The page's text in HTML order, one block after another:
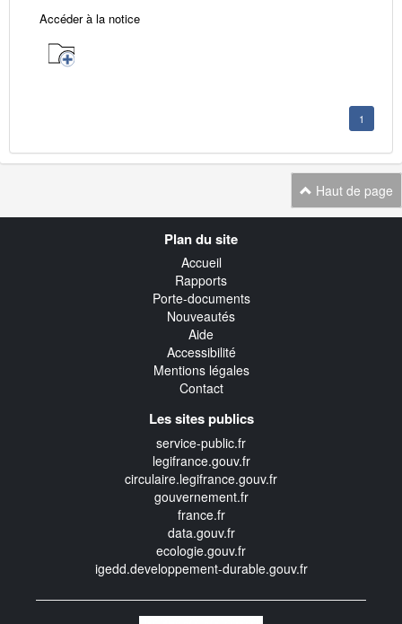
Accéder à la notice
1
Haut de page
Plan du site
Accueil
Rapports
Porte-documents
Nouveautés
Aide
Accessibilité
Mentions légales
Contact
Les sites publics
service-public.fr
legifrance.gouv.fr
circulaire.legifrance.gouv.fr
gouvernement.fr
france.fr
data.gouv.fr
ecologie.gouv.fr
igedd.developpement-durable.gouv.fr